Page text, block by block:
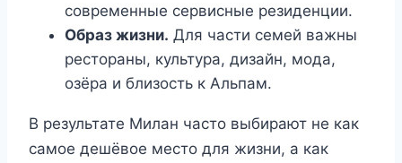
современные сервисные резиденции.
Образ жизни. Для части семей важны
рестораны, культура, дизайн, мода,
озёра и близость к Альпам.
В результате Милан часто выбирают не как
самое дешёвое место для жизни, а как